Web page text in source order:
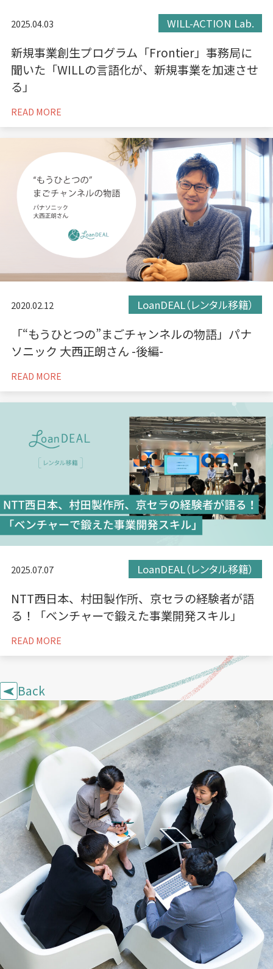
2025.04.03 WILL-ACTION Lab.
新規事業創生プログラム「Frontier」事務局に
聞いた「WILLの言語化が、新規事業を加速させ
る」
READ MORE
2020.02.12 LoanDEAL（レンタル移籍）
「“もうひとつの”まごチャンネルの物語」パナ
ソニック 大西正朗さん -後編-
READ MORE
2025.07.07 LoanDEAL（レンタル移籍）
NTT西日本、村田製作所、京セラの経験者が語
る！「ベンチャーで鍛えた事業開発スキル」
READ MORE
Back